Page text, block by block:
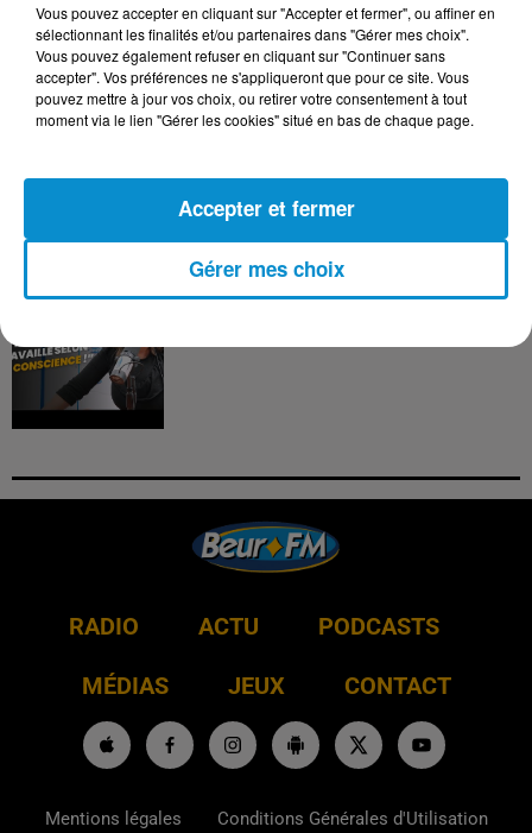
[Happy Beur] Cheb Momo, figure
Raï !
RADIO ACTU PODCASTS
MÉDIAS JEUX CONTACT
Mentions légales Conditions Générales d'Utilisation
Vous pouvez accepter en cliquant sur "Accepter et fermer", ou affiner en
sélectionnant les finalités et/ou partenaires dans "Gérer mes choix".
Vous pouvez également refuser en cliquant sur "Continuer sans
accepter". Vos préférences ne s'appliqueront que pour ce site. Vous
pouvez mettre à jour vos choix, ou retirer votre consentement à tout
moment via le lien "Gérer les cookies" situé en bas de chaque page.
Gérer mes choix
Accepter et fermer